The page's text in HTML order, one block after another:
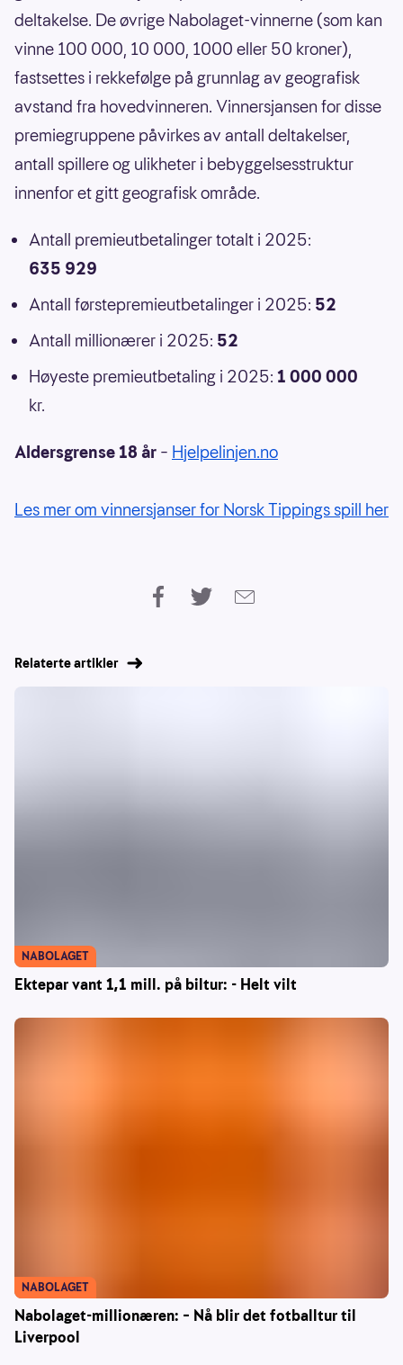
deltakelse. De øvrige Nabolaget-vinnerne (som kan
vinne 100 000, 10 000, 1000 eller 50 kroner),
fastsettes i rekkefølge på grunnlag av geografisk
avstand fra hovedvinneren. Vinnersjansen for disse
premiegruppene påvirkes av antall deltakelser,
antall spillere og ulikheter i bebyggelsesstruktur
innenfor et gitt geografisk område.
Antall premieutbetalinger totalt i 2025:
635 929
Antall førstepremieutbetalinger i 2025: 52
Antall millionærer i 2025: 52
Høyeste premieutbetaling i 2025: 1 000 000
kr.
Aldersgrense 18 år – Hjelpelinjen.no
Les mer om vinnersjanser for Norsk Tippings spill her
Relaterte artikler
Ektepar vant 1,1 mill. på biltur: - Helt vilt
NABOLAGET
Nabolaget-millionæren: – Nå blir det fotballtur til
Liverpool
NABOLAGET